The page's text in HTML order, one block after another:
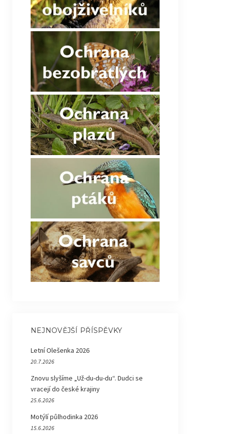
NEJNOVĚJŠÍ PŘÍSPĚVKY
Letní Olešenka 2026
20.7.2026
Znovu slyšíme „Už-du-du-du“. Dudci se
vracejí do české krajiny
25.6.2026
Motýlí půlhodinka 2026
15.6.2026